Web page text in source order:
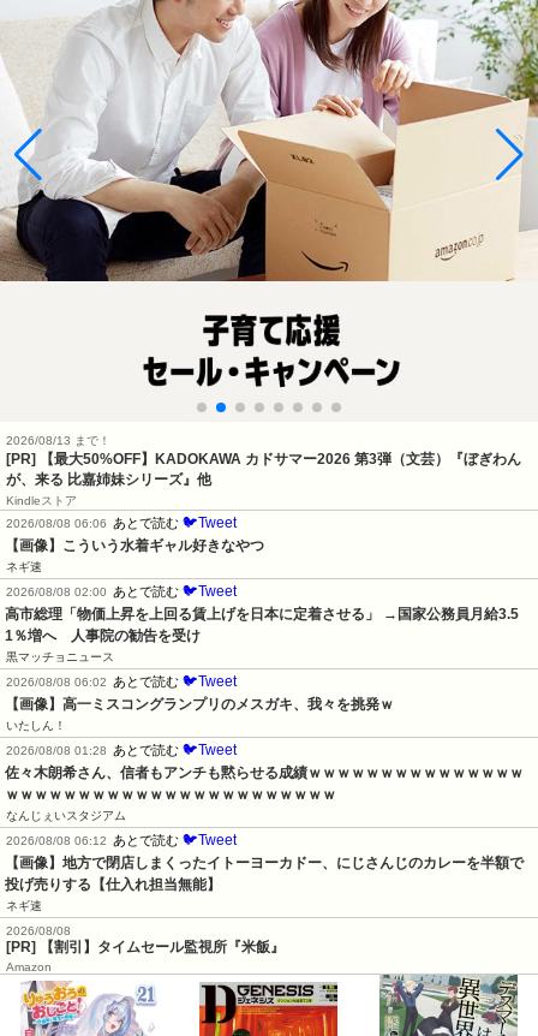
2026/08/13 まで！
[PR]
【最大50%OFF】KADOKAWA カドサマー2026 第3弾（文芸）『ぼぎわん
が、来る 比嘉姉妹シリーズ』他
Kindleストア
2026/08/08 06:06
あとで読む 🐦Tweet
【画像】こういう水着ギャル好きなやつ
ネギ速
2026/08/08 02:00
あとで読む 🐦Tweet
高市総理「物価上昇を上回る賃上げを日本に定着させる」 →国家公務員月給3.5
1％増へ    人事院の勧告を受け
黒マッチョニュース
2026/08/08 06:02
あとで読む 🐦Tweet
【画像】高一ミスコングランプリのメスガキ、我々を挑発ｗ
いたしん！
2026/08/08 01:28
あとで読む 🐦Tweet
佐々木朗希さん、信者もアンチも黙らせる成績ｗｗｗｗｗｗｗｗｗｗｗｗｗｗｗ
ｗｗｗｗｗｗｗｗｗｗｗｗｗｗｗｗｗｗｗｗｗｗｗ
なんじぇいスタジアム
2026/08/08 06:12
あとで読む 🐦Tweet
【画像】地方で閉店しまくったイトーヨーカドー、にじさんじのカレーを半額で
投げ売りする【仕入れ担当無能】
ネギ速
2026/08/08
[PR] 【割引】タイムセール監視所『米飯』
Amazon